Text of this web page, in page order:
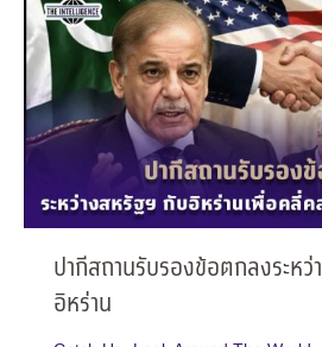
ปากีสถานรับรองข้อตกลงระห
อิหร่าน